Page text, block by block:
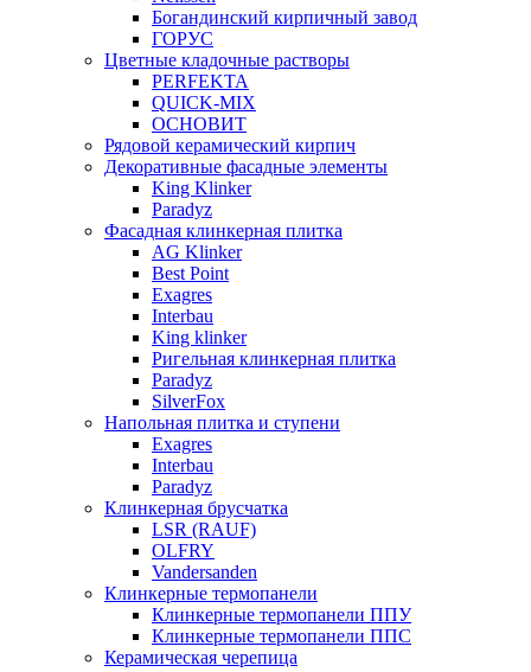
Богандинский кирпичный завод
ГОРУС
Цветные кладочные растворы
PERFEKTA
QUICK-MIX
ОСНОВИТ
Рядовой керамический кирпич
Декоративные фасадные элементы
King Klinker
Paradyz
Фасадная клинкерная плитка
AG Klinker
Best Point
Exagres
Interbau
King klinker
Ригельная клинкерная плитка
Paradyz
SilverFox
Напольная плитка и ступени
Exagres
Interbau
Paradyz
Клинкерная брусчатка
LSR (RAUF)
OLFRY
Vandersanden
Клинкерные термопанели
Клинкерные термопанели ППУ
Клинкерные термопанели ППC
Керамическая черепица